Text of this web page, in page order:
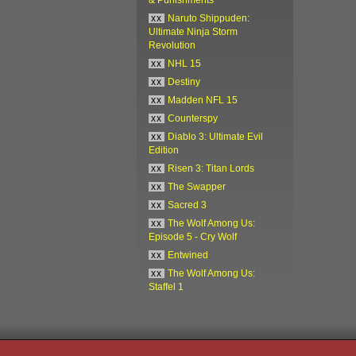
xx
Naruto Shippuden:
Ultimate Ninja Storm
Revolution
xx
NHL 15
xx
Destiny
xx
Madden NFL 15
xx
Counterspy
xx
Diablo 3: Ultimate Evil
Edition
xx
Risen 3: Titan Lords
xx
The Swapper
xx
Sacred 3
xx
The Wolf Among Us:
Episode 5 - Cry Wolf
xx
Entwined
xx
The Wolf Among Us:
Staffel 1